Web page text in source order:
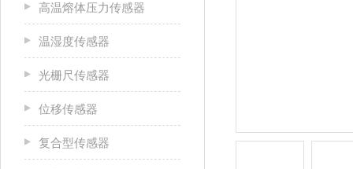
高温熔体压力传感器
温湿度传感器
光栅尺传感器
位移传感器
复合型传感器